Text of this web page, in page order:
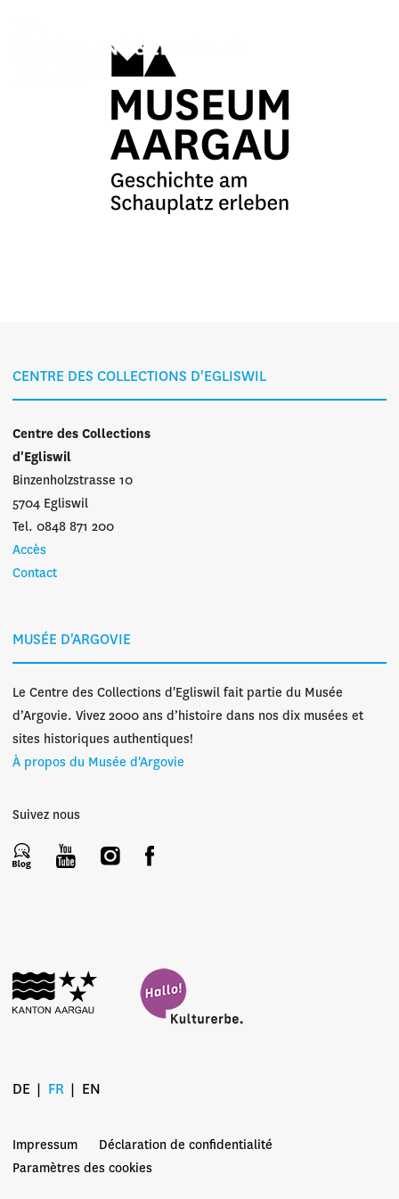
CENTRE DES COLLECTIONS D'EGLISWIL
Centre des Collections
d'Egliswil
Binzenholzstrasse 10
5704 Egliswil
Tel. 0848 871 200
Accès
Contact
MUSÉE D'ARGOVIE
Le Centre des Collections d'Egliswil fait partie du Musée
d’Argovie. Vivez 2000 ans d’histoire dans nos dix musées et
sites historiques authentiques!
À propos du Musée d'Argovie
Suivez nous
DE FR EN
Impressum
Déclaration de confidentialité
Paramètres des cookies